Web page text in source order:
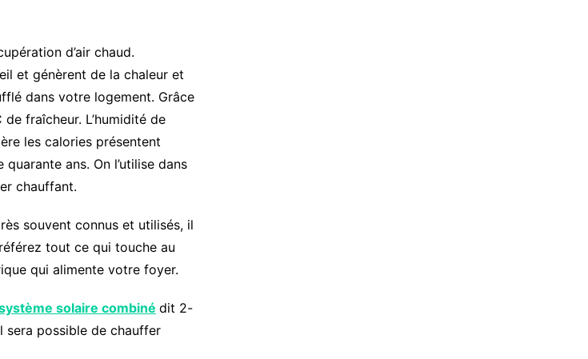
d’air chaud.
et génèrent de la chaleur et
dans votre logement. Grâce
fraîcheur. L’humidité de
les calories présentent
ans. On l’utilise dans
chauffant.
souvent connus et utilisés, il
tout ce qui touche au
qui alimente votre foyer.
solaire combiné dit 2-
sera possible de chauffer